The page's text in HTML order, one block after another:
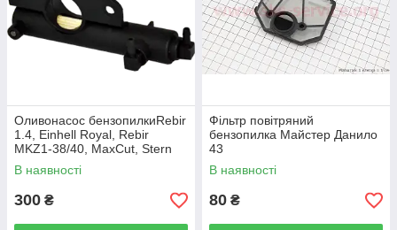
Оливонасос бензопилкиRebir
1.4, Einhell Royal, Rebir
MKZ1-38/40, MaxCut, Stern
В наявності
300 ₴
Фільтр повітряний
бензопилка Майстер Данило
43
В наявності
80 ₴